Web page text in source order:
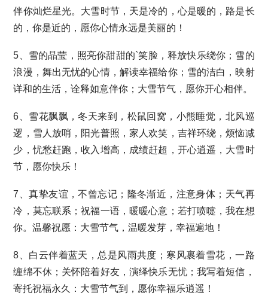
伴你灿烂星光。大雪时节，天是冷的，心是暖的，路是长
的，你是近的，愿你心情永远是美丽的！
5、雪的晶莹，照亮你甜甜的`笑脸，释放快乐绕你；雪的
浪漫，舞出无忧的心情，解读幸福给你；雪的洁白，映射
详和的生活，诠释如意伴你；大雪节气，愿你开心相伴。
6、雪花飘飘，冬天来到，松鼠回窝，小熊睡觉，北风巡
逻，雪人放哨，阳光普照，家人欢笑，吉祥环绕，烦恼减
少，忧愁赶跑，收入增高，成绩赶超，开心逍遥，大雪时
节，愿你快乐！
7、真挚友谊，不曾忘记；隆冬渐近，注意身体；天气再
冷，莫忘联系；祝福一语，暖暖心意；若打喷嚏，我在想
你。温馨祝愿：大雪节气，温暖发芽，幸福遍地！
8、白云伴着蓝天，总是风雨共度；寒风裹着雪花，一路
缠绵不休；关怀陪着好友，演绎快乐无忧；我写着短信，
寄托祝福永久：大雪节气到，愿你幸福乐逍遥！